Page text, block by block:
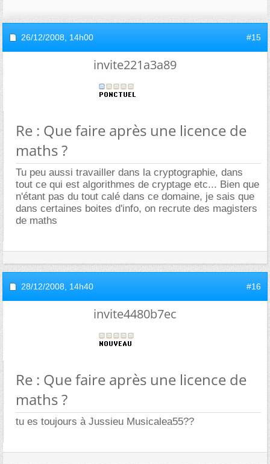
26/12/2008, 14h00 #15
invite221a3a89
Re : Que faire après une licence de
maths ?
Tu peu aussi travailler dans la cryptographie, dans
tout ce qui est algorithmes de cryptage etc... Bien que
n'étant pas du tout calé dans ce domaine, je sais que
dans certaines boites d'info, on recrute des magisters
de maths
28/12/2008, 14h40 #16
invite4480b7ec
Re : Que faire après une licence de
maths ?
tu es toujours à Jussieu Musicalea55??